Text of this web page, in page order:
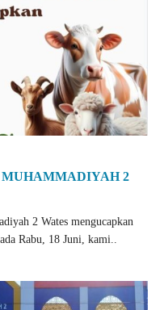
2
2 Wates mengucapkan
Rabu, 18 Juni, kami..